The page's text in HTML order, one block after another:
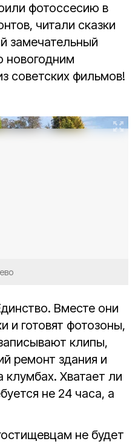
фотоссесию в
читали сказки
замечательный
новогодним
советских фильмов!
Вместе они
и готовят фотозоны,
клипы,
ремонт здания и
Хватает ли
не 24 часа, а
не будет